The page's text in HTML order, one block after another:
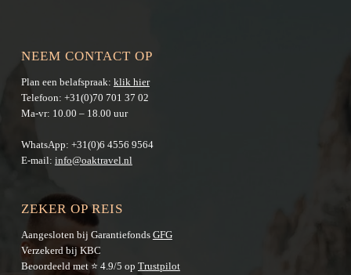
NEEM CONTACT OP
Plan een belafspraak: klik hier
Telefoon: +31(0)70 701 37 02
Ma-vr: 10.00 – 18.00 uur
WhatsApp: +31(0)6 4556 9564
E-mail: info@oaktravel.nl
ZEKER OP REIS
Aangesloten bij Garantiefonds GFG
Verzekerd bij KBC
Beoordeeld met ⭐ 4.9/5 op Trustpilot